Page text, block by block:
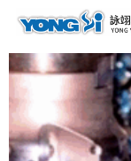
ツ
キ